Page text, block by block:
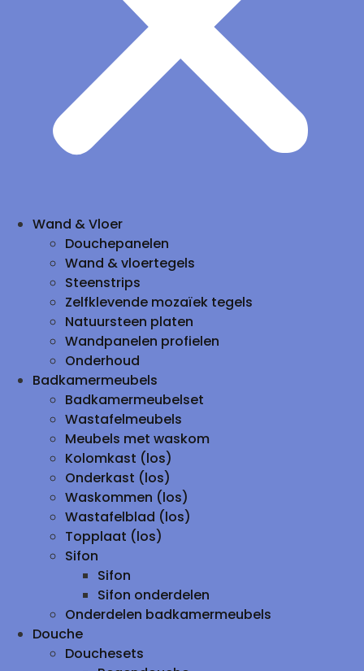
Wand & Vloer
Douchepanelen
Wand & vloertegels
Steenstrips
Zelfklevende mozaïek tegels
Natuursteen platen
Wandpanelen profielen
Onderhoud
Badkamermeubels
Badkamermeubelset
Wastafelmeubels
Meubels met waskom
Kolomkast (los)
Onderkast (los)
Waskommen (los)
Wastafelblad (los)
Topplaat (los)
Sifon
Sifon
Sifon onderdelen
Onderdelen badkamermeubels
Douche
Douchesets